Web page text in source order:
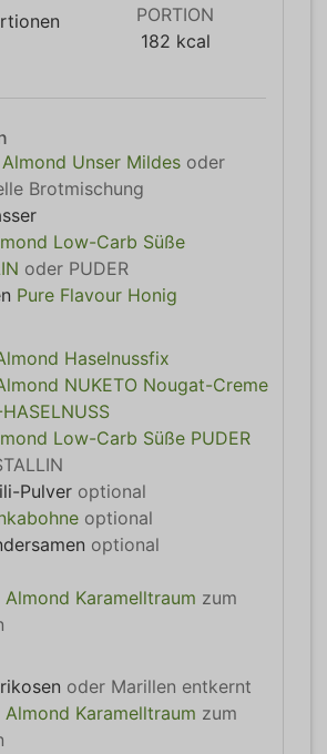
PORTION
182 kcal
Almond Unser Mildes oder
Brotmischung
Low-Carb Süße
oder PUDER
Pure Flavour Honig
Haselnussfix
NUKETO Nougat-Creme
Low-Carb Süße PUDER
Pulver optional
optional
optional
Almond Karamelltraum zum
oder Marillen entkernt
Almond Karamelltraum zum